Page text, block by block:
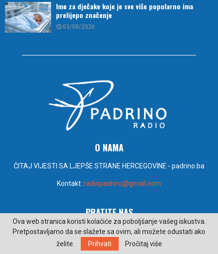
Ime za dječake koje je sve više popularno ima
prelijepo značenje
03/08/2026
O NAMA
ČITAJ VIJESTI SA LJEPŠE STRANE HERCEGOVINE - padrino.ba
Kontakt: radiopadrino@gmail.com
PRATITE NAS
Ova web stranica koristi kolačiće za poboljšanje vašeg iskustva.
Pretpostavljamo da se slažete sa ovim, ali možete odustati ako
želite.
Prihvati Pročitaj više